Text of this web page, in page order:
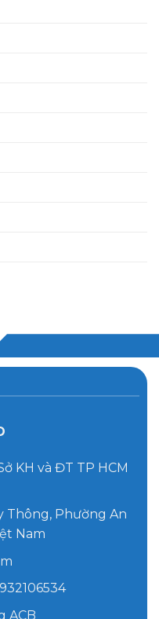
KH và ĐT TP HCM
Thông, Phường An
Nam
ACB